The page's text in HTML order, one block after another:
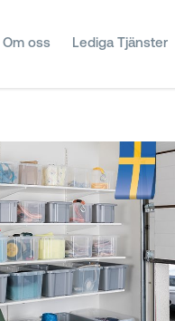
Om oss Lediga Tjänster